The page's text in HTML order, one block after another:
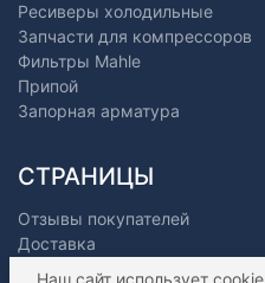
Ресиверы холодильные
Запчасти для компрессоров
Фильтры Mahle
Припой
Запорная арматура
СТРАНИЦЫ
Отзывы покупателей
Доставка
Оплата
Наш сайт использует cookie